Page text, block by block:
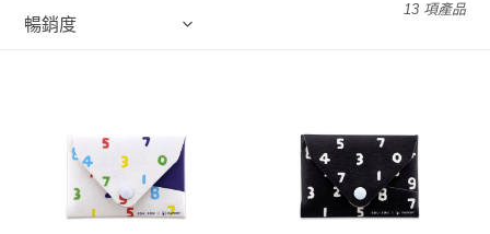
13 項產品